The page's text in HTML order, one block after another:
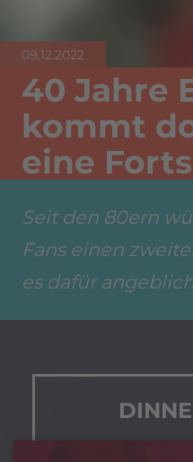
09.12.2022
40 Jahre
kommt
eine
Seit den 80ern
Fans einen
es dafür